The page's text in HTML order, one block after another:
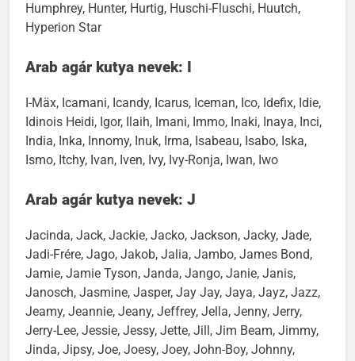
Humphrey, Hunter, Hurtig, Huschi-Fluschi, Huutch,
Hyperion Star
Arab agár kutya nevek: I
I-Mäx, Icamani, Icandy, Icarus, Iceman, Ico, Idefix, Idie,
Idinois Heidi, Igor, Ilaih, Imani, Immo, Inaki, Inaya, Inci,
India, Inka, Innomy, Inuk, Irma, Isabeau, Isabo, Iska,
Ismo, Itchy, Ivan, Iven, Ivy, Ivy-Ronja, Iwan, Iwo
Arab agár kutya nevek: J
Jacinda, Jack, Jackie, Jacko, Jackson, Jacky, Jade,
Jadi-Frére, Jago, Jakob, Jalia, Jambo, James Bond,
Jamie, Jamie Tyson, Janda, Jango, Janie, Janis,
Janosch, Jasmine, Jasper, Jay Jay, Jaya, Jayz, Jazz,
Jeamy, Jeannie, Jeany, Jeffrey, Jella, Jenny, Jerry,
Jerry-Lee, Jessie, Jessy, Jette, Jill, Jim Beam, Jimmy,
Jinda, Jipsy, Joe, Joesy, Joey, John-Boy, Johnny,